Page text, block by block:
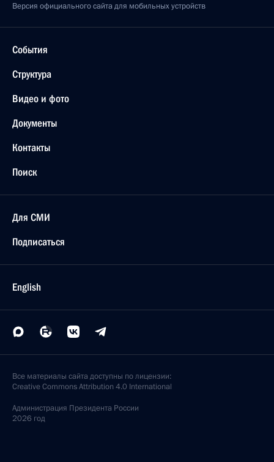
Версия официального сайта для мобильных устройств
События
Структура
Видео и фото
Документы
Контакты
Поиск
Для СМИ
Подписаться
English
Все материалы сайта доступны по лицензии:
Creative Commons Attribution 4.0 International
Администрация Президента России
2026 год